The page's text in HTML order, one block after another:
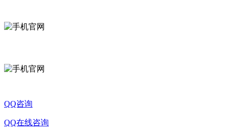
QQ咨询
QQ在线咨询